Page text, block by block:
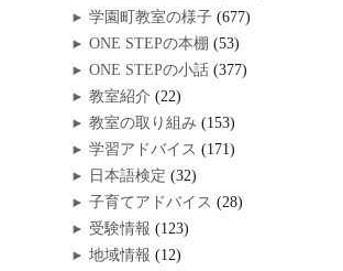
学園町教室の様子 (677)
ONE STEPの本棚 (53)
ONE STEPの小話 (377)
教室紹介 (22)
教室の取り組み (153)
学習アドバイス (171)
日本語検定 (32)
子育てアドバイス (28)
受験情報 (123)
地域情報 (12)